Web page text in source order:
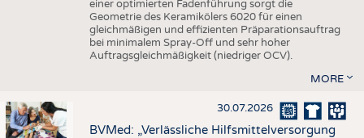
einer optimierten Fadenführung sorgt die
Geometrie des Keramikölers 6020 für einen
gleichmäßigen und effizienten Präparationsauftrag
bei minimalem Spray-Off und sehr hoher
Auftragsgleichmäßigkeit (niedriger OCV).
MORE
30.07.2026
BVMed: „Verlässliche Hilfsmittelversorgung